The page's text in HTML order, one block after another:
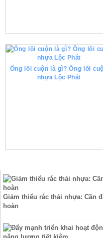
Ống lõi cuộn là gì? Ống lõi
nhựa Lộc Phát
Giảm thiểu rác thải nhựa: Cần
hoàn